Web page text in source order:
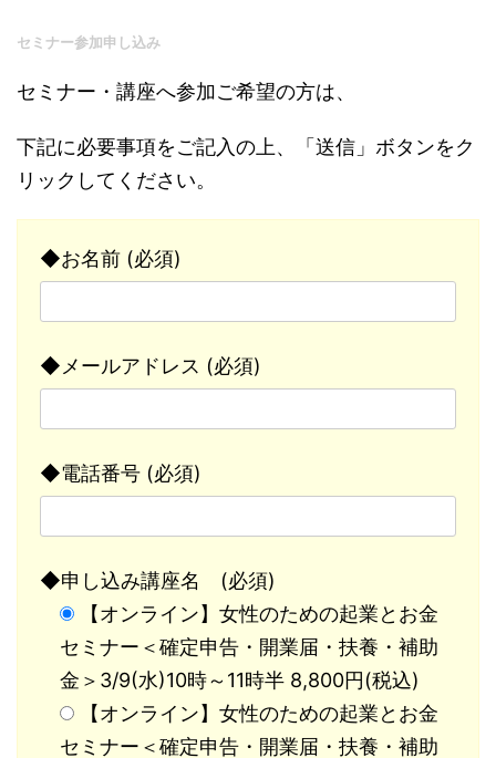
セミナー参加申し込み
セミナー・講座へ参加ご希望の方は、
下記に必要事項をご記入の上、「送信」ボタンをク
リックしてください。
◆お名前 (必須)
◆メールアドレス (必須)
◆電話番号 (必須)
◆申し込み講座名 (必須)
【オンライン】女性のための起業とお金
セミナー＜確定申告・開業届・扶養・補助
金＞3/9(水)10時～11時半 8,800円(税込)
【オンライン】女性のための起業とお金
セミナー＜確定申告・開業届・扶養・補助